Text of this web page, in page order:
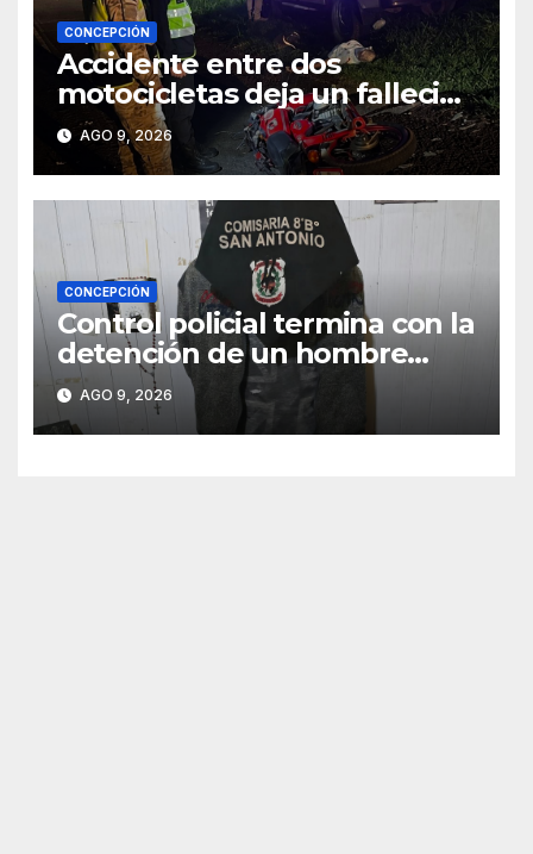
CONCEPCIÓN
Accidente entre dos
motocicletas deja un fallecido
y dos heridos en Yby Yaú
AGO 9, 2026
CONCEPCIÓN
Control policial termina con la
detención de un hombre
requerido por la justicia
AGO 9, 2026